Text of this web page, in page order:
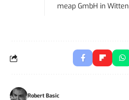
meap GmbH inWitten
Robert Basic